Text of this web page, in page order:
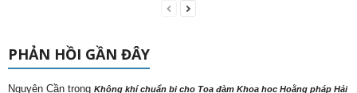
PHẢN HỒI GẦN ĐÂY
Nguyên Cần trong Không khí chuẩn bị cho Tọa đàm Khoa học Hoằng pháp Hải